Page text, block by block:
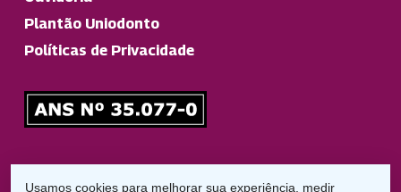
Plantão Uniodonto
Políticas de Privacidade
Usamos cookies para melhorar sua experiência, medir